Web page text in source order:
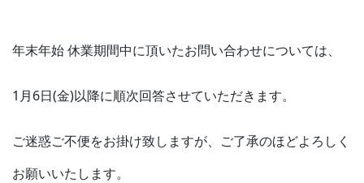
年末年始 休業期間中に頂いたお問い合わせについては、
1月6日(金)以降に順次回答させていただきます。
ご迷惑ご不便をお掛け致しますが、ご了承のほどよろしく
お願いいたします。